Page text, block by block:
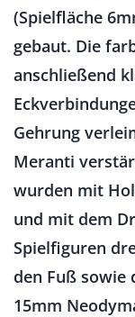
(Spielfläche
gebaut. Die
anschließend
Gehrung
Meranti
wurden mit
und mit dem
Spielfiguren
den Fuß sowie
15mm